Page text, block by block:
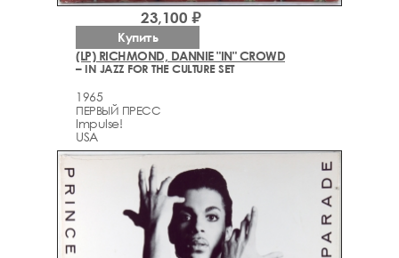
(LP) RICHMOND, DANNIE "IN" CROWD
– IN JAZZ FOR THE CULTURE SET
1965
ПЕРВЫЙ ПРЕСС
Impulse!
USA
23,100 ₽
Купить